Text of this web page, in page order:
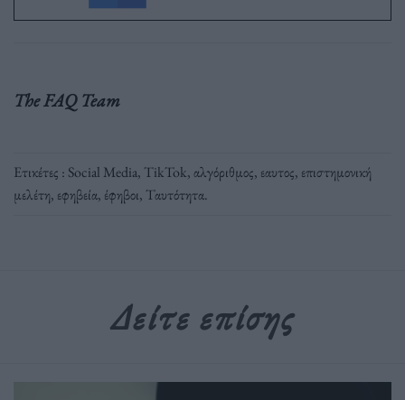
The FAQ Team
Ετικέτες : Social Media, TikTok,αλγόριθμος, εαυτος, επιστημονική
μελέτη, εφηβεία, έφηβοι, Ταυτότητα.
Δείτε επίσης